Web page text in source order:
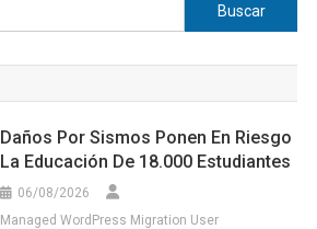
Buscar:
Daños Por Sismos Ponen En Riesgo
La Educación De 18.000 Estudiantes
06/08/2026
Managed WordPress Migration User